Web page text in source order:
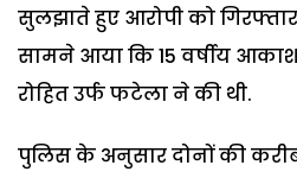
सुलझाते हुए आरोपी को
सामने आया कि 15 वर्षीय
रोहित उर्फ फटेला ने की थी.
पुलिस के अनुसार दोनों की